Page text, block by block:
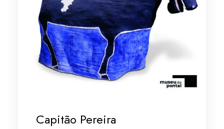
Capitão Pereira